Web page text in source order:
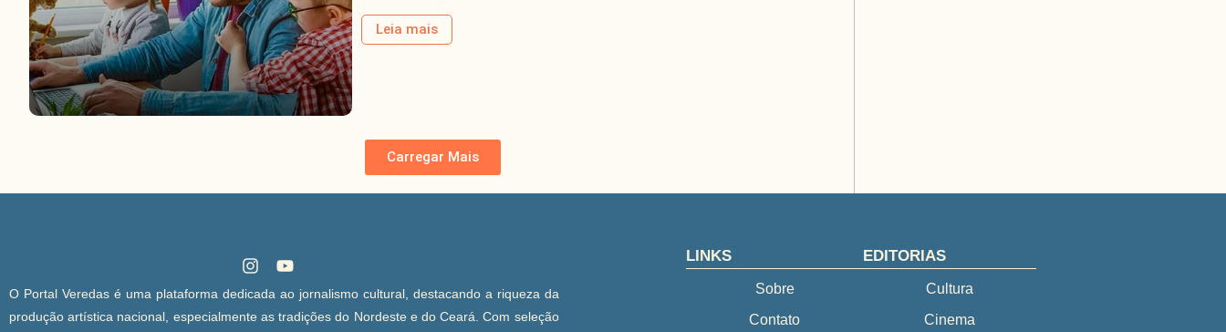
Leia mais
Carregar Mais
O Portal Veredas é uma plataforma dedicada ao jornalismo cultural, destacando a riqueza da
produção artística nacional, especialmente as tradições do Nordeste e do Ceará. Com seleção
LINKS
Sobre
Contato
EDITORIAS
Cultura
Cinema